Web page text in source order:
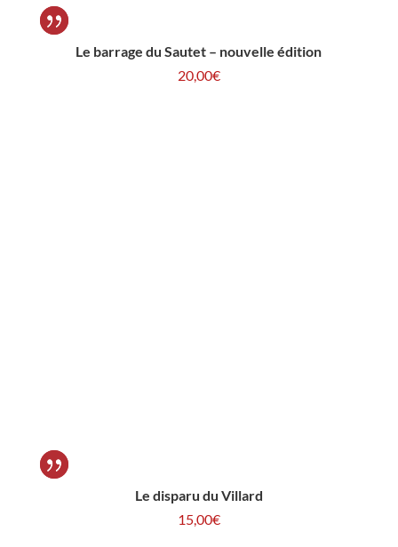
Le barrage du Sautet – nouvelle édition
20,00€
Le disparu du Villard
15,00€